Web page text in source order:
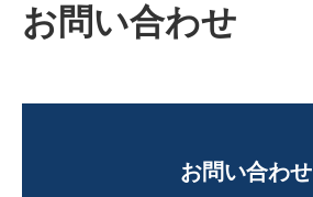
お問い合わせ
お問い合わせ